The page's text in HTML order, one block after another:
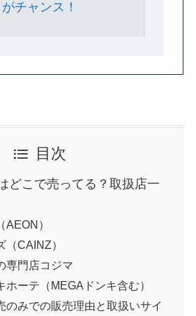
がチャンス！
目次
どこで売ってる？取扱店一
AEON）
（CAINZ）
専門店コジマ
ホーテ（MEGAドンキ含む）
のみでの販売理由と取扱いサイ